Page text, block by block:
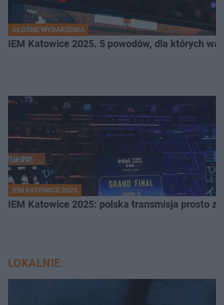
GŁOŚNE WYDARZENIA
IEM Katowice 2025. 5 powodów, dla których
IEM KATOWICE 2025
IEM Katowice 2025: polska transmisja prosto
LOKALNIE: